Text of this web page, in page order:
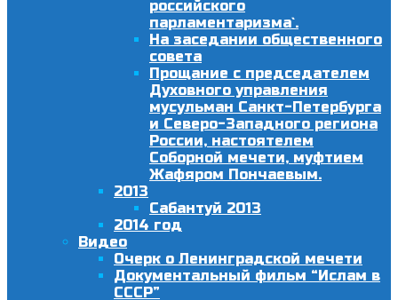
российского
парламентаризма`.
На заседании общественного
совета
Прощание с председателем
Духовного управления
мусульман Санкт-Петербурга
и Северо-Западного региона
России, настоятелем
Соборной мечети, муфтием
Жафяром Пончаевым.
2013
Сабантуй 2013
2014 год
Видео
Очерк о Ленинградской мечети
Документальный фильм “Ислам в
СССР”